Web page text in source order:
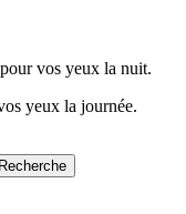
vos yeux la nuit.
yeux la journée.
Recherche